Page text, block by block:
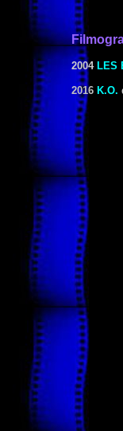
2004 LES
2016 K.O.